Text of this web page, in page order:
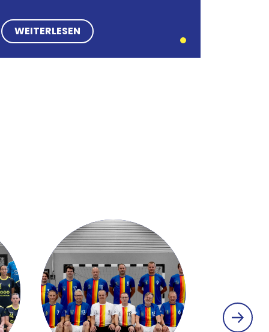
WEITERLESEN